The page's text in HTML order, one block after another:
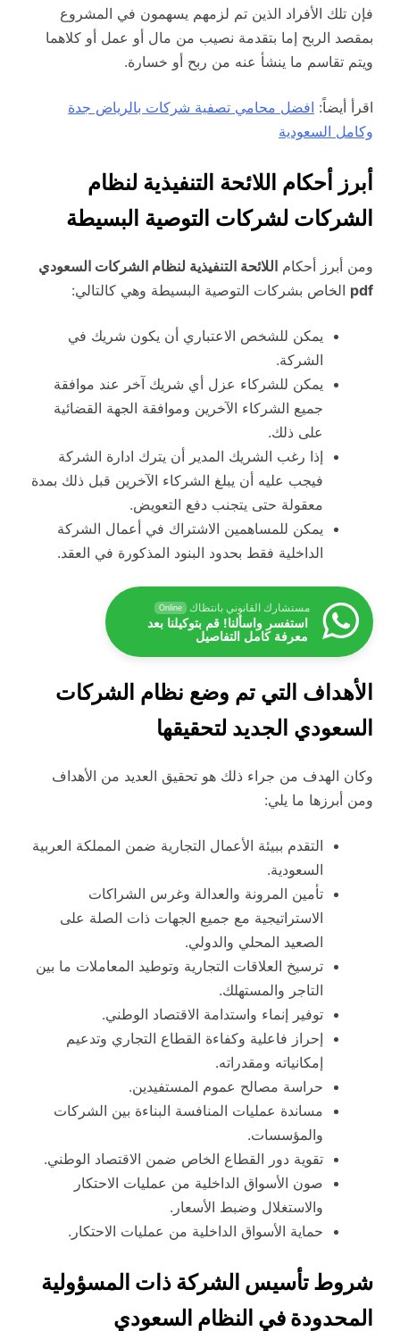
فإن تلك الأفراد الذين تم لزمهم يسهمون في المشروع
بمقصد الربح إما بتقدمة نصيب من مال أو عمل أو كلاهما
ويتم تقاسم ما ينشأ عنه من ربح أو خسارة.
اقرأ أيضاً: افضل محامي تصفية شركات بالرياض جدة
وكامل السعودية
أبرز أحكام اللائحة التنفيذية لنظام
الشركات لشركات التوصية البسيطة
ومن أبرز أحكام اللائحة التنفيذية لنظام الشركات السعودي
pdf الخاص بشركات التوصية البسيطة وهي كالتالي:
يمكن للشخص الاعتباري أن يكون شريك في
الشركة.
يمكن للشركاء عزل أي شريك آخر عند موافقة
جميع الشركاء الآخرين وموافقة الجهة القضائية
على ذلك.
إذا رغب الشريك المدير أن يترك ادارة الشركة
فيجب عليه أن يبلغ الشركاء الآخرين قبل ذلك بمدة
معقولة حتى يتجنب دفع التعويض.
يمكن للمساهمين الاشتراك في أعمال الشركة
الداخلية فقط بحدود البنود المذكورة في العقد.
مستشارك القانوني بانتظاك Online
استفسر واسألنا! قم بتوكيلنا بعد
معرفة كامل التفاصيل
الأهداف التي تم وضع نظام الشركات
السعودي الجديد لتحقيقها
وكان الهدف من جراء ذلك هو تحقيق العديد من الأهداف
ومن أبرزها ما يلي:
التقدم ببيئة الأعمال التجارية ضمن المملكة العربية
السعودية.
تأمين المرونة والعدالة وغرس الشراكات
الاستراتيجية مع جميع الجهات ذات الصلة على
الصعيد المحلي والدولي.
ترسيخ العلاقات التجارية وتوطيد المعاملات ما بين
التاجر والمستهلك.
توفير إنماء واستدامة الاقتصاد الوطني.
إحراز فاعلية وكفاءة القطاع التجاري وتدعيم
إمكانياته ومقدراته.
حراسة مصالح عموم المستفيدين.
مساندة عمليات المنافسة البناءة بين الشركات
والمؤسسات.
تقوية دور القطاع الخاص ضمن الاقتصاد الوطني.
صون الأسواق الداخلية من عمليات الاحتكار
والاستغلال وضبط الأسعار.
حماية الأسواق الداخلية من عمليات الاحتكار.
شروط تأسيس الشركة ذات المسؤولية
المحدودة في النظام السعودي